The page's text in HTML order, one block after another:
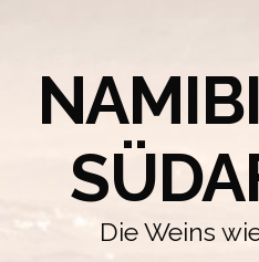
Die Weins